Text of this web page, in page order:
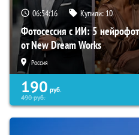
06:54:15 Купили:10
Фотосессия с ИИ: 5
от New Dream Works
Россия
190 руб.
490руб.